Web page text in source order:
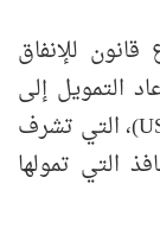
للإنفاق
التمويل إلى
الوكالة الأمريكية للإعلام العالمي (USAGM)، التي تشرف
التي تمولها